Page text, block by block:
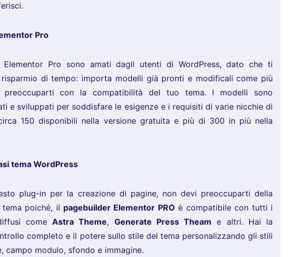
Pro
Pro sono amati dagli utenti di WordPress, dato che ti
di tempo: importa modelli già pronti e modificali come più
preoccuparti con la compatibilità del tuo tema. I modelli sono
e sviluppati per soddisfare le esigenze e i requisiti di varie nicchie di
150 disponibili nella versione gratuita e più di 300 in più nella
tema WordPress
plug-in per la creazione di pagine, non devi preoccuparti della
poiché, il pagebuilder Elementor PRO è compatibile con tutti i
comeAstra Theme, Generate Press Theam e altri. Hai la
completo e il potere sullo stile del tema personalizzando gli stili
campo modulo, sfondo e immagine.